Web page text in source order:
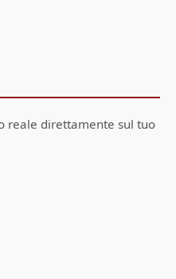
reale direttamente sul tuo